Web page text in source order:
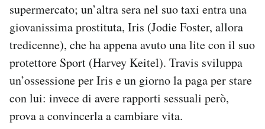
supermercato; un’altra sera nel suo taxi entra una
giovanissima prostituta, Iris (Jodie Foster, allora
tredicenne), che ha appena avuto una lite con il suo
protettore Sport (Harvey Keitel). Travis sviluppa
un’ossessione per Iris e un giorno la paga per stare
con lui: invece di avere rapporti sessuali però,
prova a convincerla a cambiare vita.